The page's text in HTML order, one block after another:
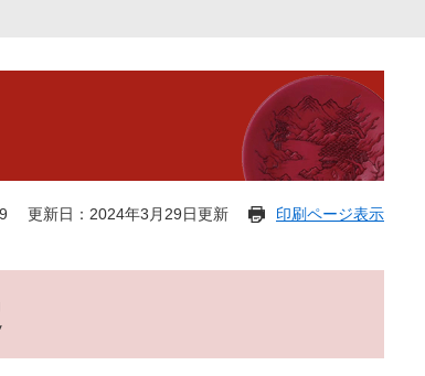
更新日：2024年3月29日更新 印刷ページ表示